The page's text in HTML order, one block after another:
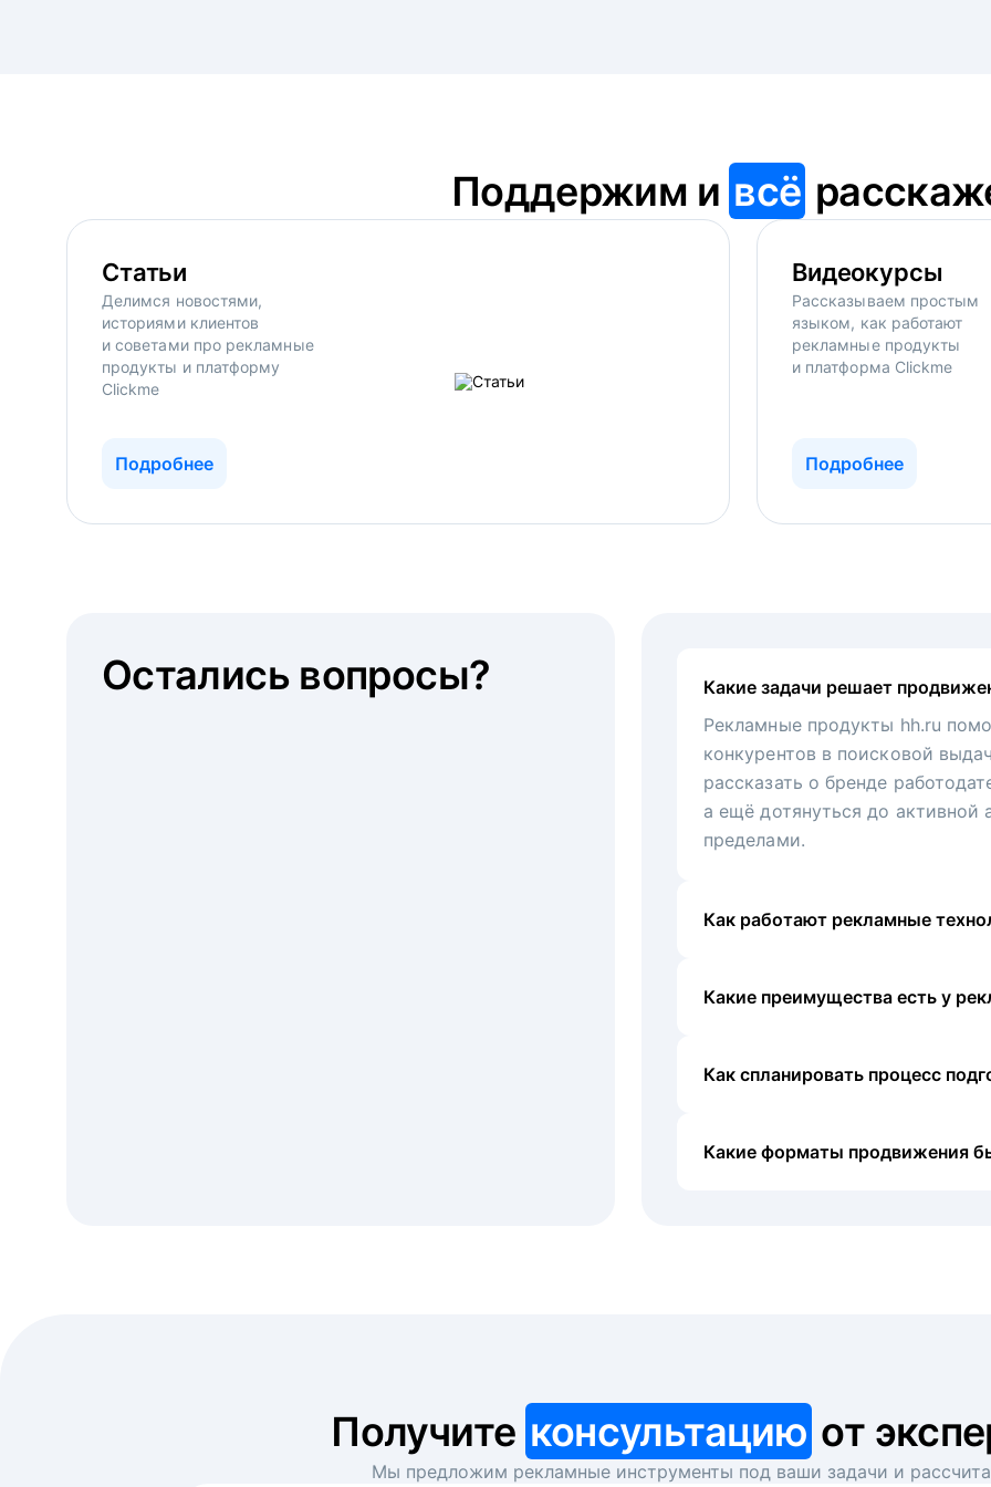
Поддержим и всё
Статьи
Делимся новостями,
историями клиентов
и советами про рекламные
продукты и платформу
Clickme
Подробнее
Видеокурсы
Рассказываем простым
языком, как работают
рекламные продукты
и платформа Clickme
Подробнее
Какие задачи решает
Рекламные продукты hh.ru
конкурентов в поисковой
рассказать о бренде
а ещё дотянуться до активной
пределами.
Как работают рекламные
Какие преимущества есть у
Как спланировать процесс
Какие форматы продвижения
Остались вопросы?
Получите консультацию от
Мы предложим рекламные инструменты под ваши задачи и